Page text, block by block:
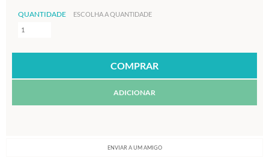
QUANTIDADE ESCOLHA A QUANTIDADE
ADICIONAR
ENVIAR A UM AMIGO